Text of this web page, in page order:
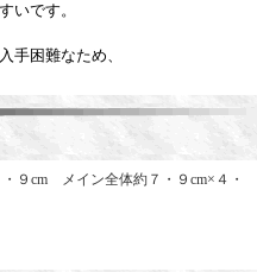
いです。
手困難なため、
９cm メイン全体約７・９cm×４・